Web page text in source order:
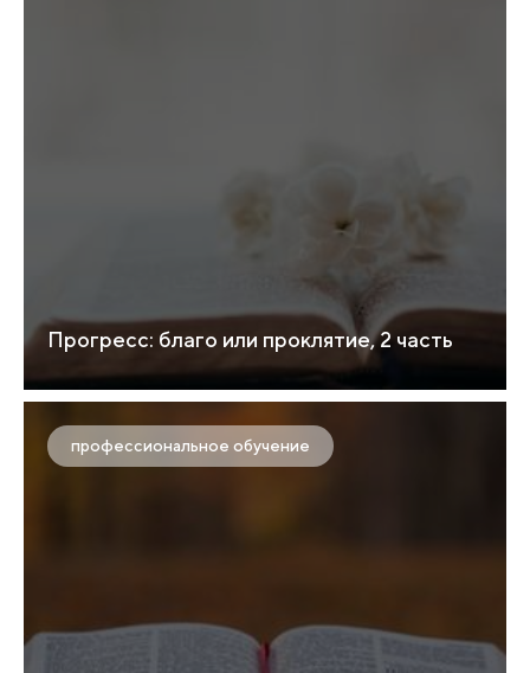
Прогресс: благо или проклятие, 2 часть
профессиональное обучение